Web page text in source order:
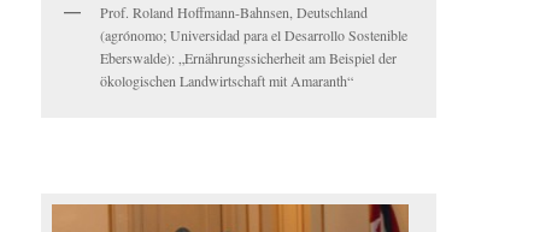
Prof. Roland Hoffmann-Bahnsen, Deutschland
(agrónomo; Universidad para el Desarrollo Sostenible
Eberswalde): „Ernährungssicherheit am Beispiel der
ökologischen Landwirtschaft mit Amaranth“